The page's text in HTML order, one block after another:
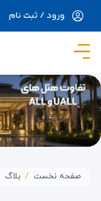
در حال
ورود / ثبت نام
صفحه نخست بلاگ